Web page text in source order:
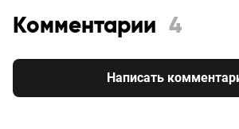
Комментарии 4
Написать